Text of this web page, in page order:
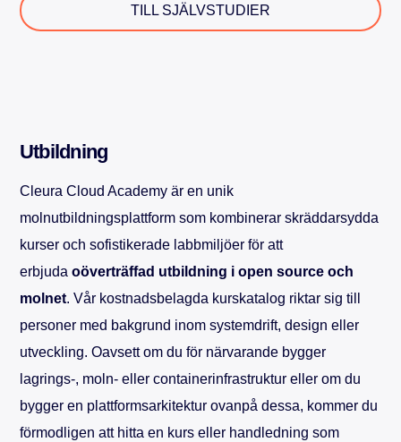
TILL SJÄLVSTUDIER
Utbildning
Cleura Cloud Academy är en unik
molnutbildningsplattform som kombinerar skräddarsydda
kurser och sofistikerade labbmiljöer för att
erbjuda oöverträffad utbildning i open source och
molnet. Vår kostnadsbelagda kurskatalog riktar sig till
personer med bakgrund inom systemdrift, design eller
utveckling. Oavsett om du för närvarande bygger
lagrings-, moln- eller containerinfrastruktur eller om du
bygger en plattformsarkitektur ovanpå dessa, kommer du
förmodligen att hitta en kurs eller handledning som